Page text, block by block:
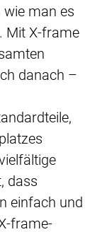
man es
Mit X-frame
danach –
dass
einfach und
frame-